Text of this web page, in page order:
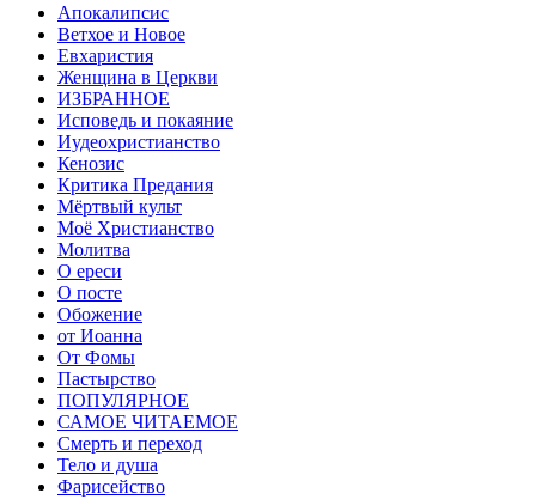
Апокалипсис
Ветхое и Новое
Евхаристия
Женщина в Церкви
ИЗБРАННОЕ
Исповедь и покаяние
Иудеохристианство
Кенозис
Критика Предания
Мёртвый культ
Моё Христианство
Молитва
О ереси
О посте
Обожение
от Иоанна
От Фомы
Пастырство
ПОПУЛЯРНОЕ
САМОЕ ЧИТАЕМОЕ
Смерть и переход
Тело и душа
Фарисейство